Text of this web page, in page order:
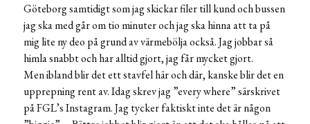
Göteborg samtidigt som jag skickar filer till kund och bussen
jag ska med går om tio minuter och jag ska hinna att ta på
mig lite ny deo på grund av värmebölja också. Jag jobbar så
himla snabbt och har alltid gjort, jag får mycket gjort.
Men ibland blir det ett stavfel här och där, kanske blir det en
upprepning rent av. Idag skrev jag ”every where” särskrivet
på FGL’s Instagram. Jag tycker faktiskt inte det är någon